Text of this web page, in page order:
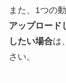
また、1つの
アップロード
したい場合は
さい。